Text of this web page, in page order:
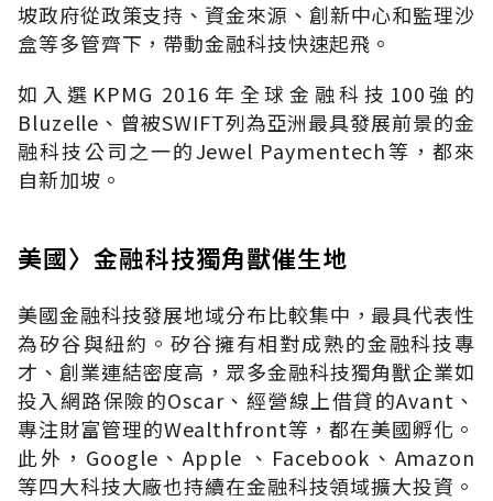
坡政府從政策支持、資金來源、創新中心和監理沙
盒等多管齊下，帶動金融科技快速起飛。
如入選KPMG 2016年全球金融科技100強的
Bluzelle、曾被SWIFT列為亞洲最具發展前景的金
融科技公司之一的Jewel Paymentech等，都來
自新加坡。
美國〉金融科技獨角獸催生地
美國金融科技發展地域分布比較集中，最具代表性
為矽谷與紐約。矽谷擁有相對成熟的金融科技專
才、創業連結密度高，眾多金融科技獨角獸企業如
投入網路保險的Oscar、經營線上借貸的Avant、
專注財富管理的Wealthfront等，都在美國孵化。
此外，Google、Apple 、Facebook、Amazon
等四大科技大廠也持續在金融科技領域擴大投資。